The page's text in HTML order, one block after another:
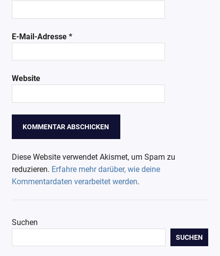
E-Mail-Adresse *
Website
Diese Website verwendet Akismet, um Spam zu
reduzieren. Erfahre mehr darüber, wie deine
Kommentardaten verarbeitet werden.
Suchen
SUCHEN